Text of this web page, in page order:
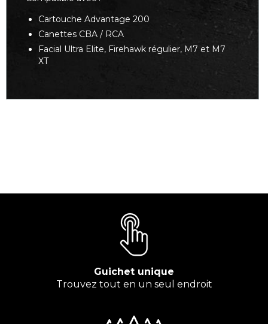
Cartouche Advantage 200
Canettes CBA / RCA
Facial Ultra Elite, Firehawk régulier, M7 et M7
XT
Guichet unique
Trouvez tout en un seul endroit